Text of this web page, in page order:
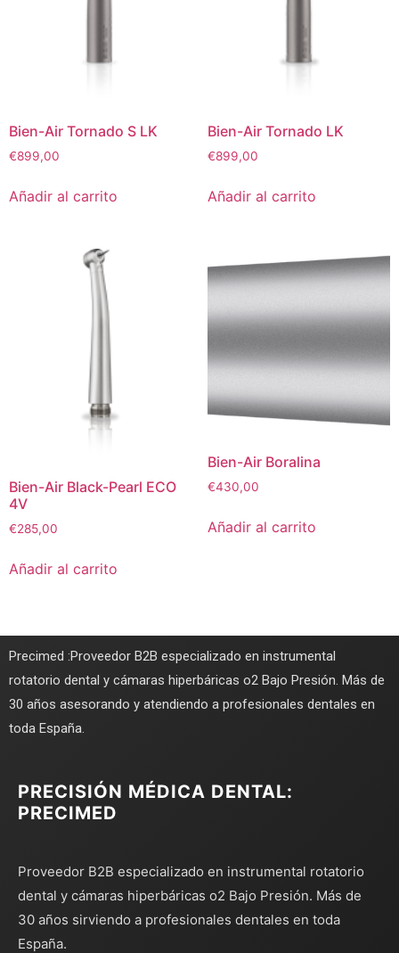
Bien-Air Tornado S LK
€899,00
Añadir al carrito
Bien-Air Tornado LK
€899,00
Añadir al carrito
Bien-Air Black-Pearl ECO
4V
€285,00
Añadir al carrito
Bien-Air Boralina
€430,00
Añadir al carrito
Precimed :Proveedor B2B especializado en instrumental
rotatorio dental y cámaras hiperbáricas o2 Bajo Presión. Más de
30 años asesorando y atendiendo a profesionales dentales en
toda España.
PRECISIÓN MÉDICA DENTAL:
PRECIMED
Proveedor B2B especializado en instrumental rotatorio
dental y cámaras hiperbáricas o2 Bajo Presión. Más de
30 años sirviendo a profesionales dentales en toda
España.